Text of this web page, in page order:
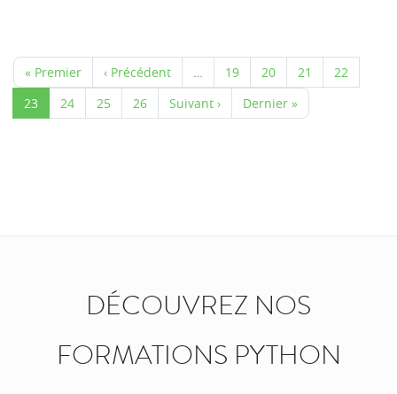
« Premier ‹ Précédent 19 20 21
22
23
24 25 26 Suivant › Dernier »
DÉCOUVREZ NOS
FORMATIONS PYTHON